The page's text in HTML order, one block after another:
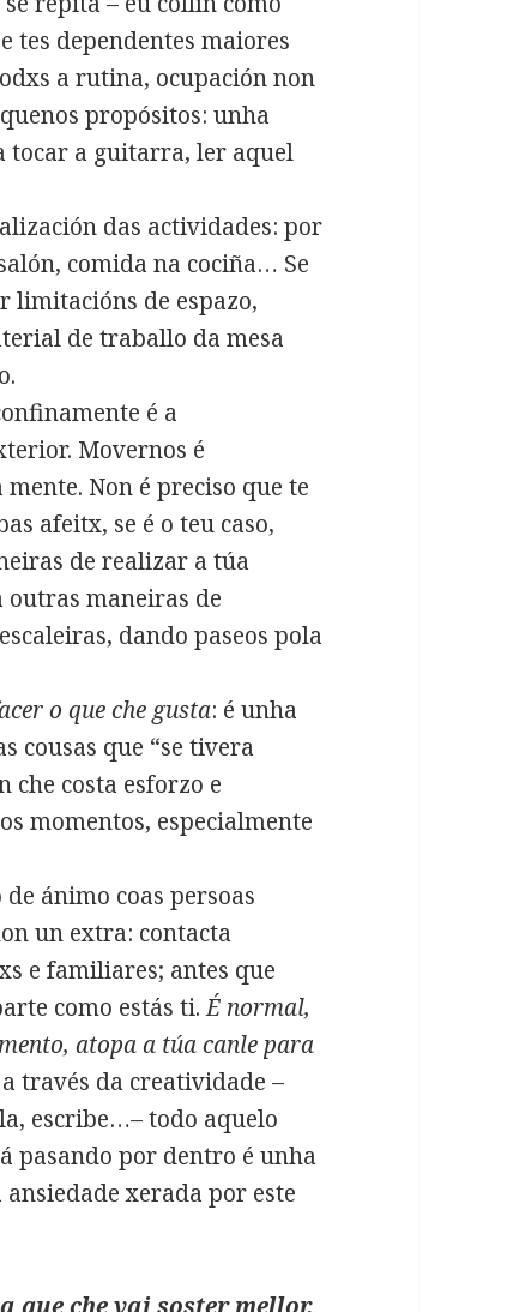
tes dependentes maiores
a rutina, ocupación non
propósitos: unha
tocar a guitarra, ler aquel
das actividades: por
comida na cociña… Se
limitacións de espazo,
de traballo da mesa
é a
Movernos é
Non é preciso que te
afeitx, se é o teu caso,
de realizar a túa
outras maneiras de
dando paseos pola
o que che gusta: é unha
cousas que “se tivera
costa esforzo e
momentos, especialmente
de ánimo coas persoas
un extra: contacta
e familiares; antes que
como estás ti.É normal,
atopa a túa canle para
través da creatividade –
escribe…– todo aquelo
pasando por dentro é unha
xerada por este